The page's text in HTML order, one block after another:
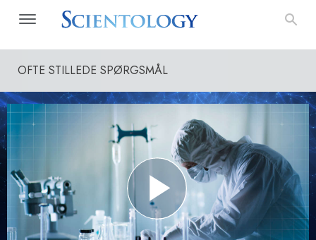
OFTE STILLEDE SPØRGSMÅL